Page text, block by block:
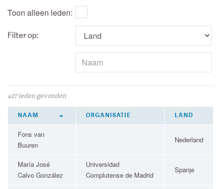
Toon alleen leden:
Filter op:
427 leden gevonden
NAAM ORGANISATIE LAND
Fons van
Buuren
Nederland
María José
Calvo González
Universidad
Complutense de Madrid
Spanje